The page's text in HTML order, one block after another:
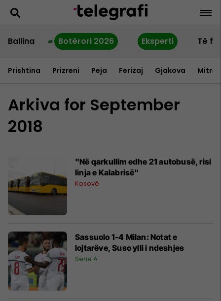
Ballina Botërori 2026 Eksperti Të
Prishtina Prizreni Peja Ferizaj Gjakova
Arkiva for September
2018
"Në qarkullim edhe 21 autobusë, risi
linja e Kalabrisë"
Kosovë
Sassuolo 1-4 Milan: Notat e
lojtarëve, Suso ylli i ndeshjes
Serie A